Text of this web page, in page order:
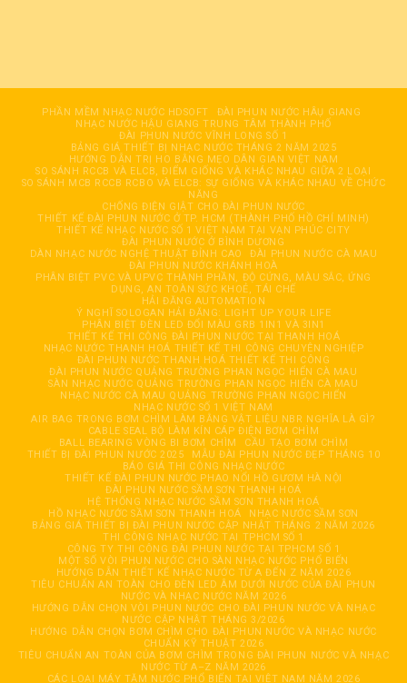
PHẦN MỀM NHẠC NƯỚC HDSOFT
ĐÀI PHUN NƯỚC HÂỤ GIANG
NHẠC NƯỚC HẬU GIANG TRUNG TÂM THÀNH PHỐ
ĐÀI PHUN NƯỚC VĨNH LONG SỐ 1
BẢNG GIÁ THIẾT BỊ NHẠC NƯỚC THÁNG 2 NĂM 2025
HƯỚNG DẪN TRỊ HO BẰNG MẸO DÂN GIAN VIỆT NAM
SO SÁNH RCCB VÀ ELCB, ĐIỂM GIỐNG VÀ KHÁC NHAU GIỮA 2 LOẠI
SO SÁNH MCB RCCB RCBO VÀ ELCB: SỰ GIỐNG VÀ KHÁC NHAU VỀ CHỨC
NĂNG
CHỐNG ĐIỆN GIẬT CHO ĐÀI PHUN NƯỚC
THIẾT KẾ ĐÀI PHUN NƯỚC Ở TP. HCM (THÀNH PHỐ HỒ CHÍ MINH)
THIẾT KẾ NHẠC NƯỚC SỐ 1 VIỆT NAM TẠI VẠN PHÚC CITY
ĐÀI PHUN NƯỚC Ở BÌNH DƯƠNG
DÀN NHẠC NƯỚC NGHỆ THUẬT ĐỈNH CAO
ĐÀI PHUN NƯỚC CÀ MAU
ĐÀI PHUN NƯỚC KHÁNH HOÀ
PHÂN BIỆT PVC VÀ UPVC THÀNH PHẦN, ĐỘ CỨNG, MÀU SẮC, ỨNG
DỤNG, AN TOÀN SỨC KHOẺ, TÁI CHẾ
HẢI ĐĂNG AUTOMATION
Ý NGHĨ SOLOGAN HẢI ĐĂNG: LIGHT UP YOUR LIFE
PHÂN BIỆT ĐÈN LED ĐỔI MÀU GRB 1IN1 VÀ 3IN1
THIẾT KẾ THI CÔNG ĐÀI PHUN NƯỚC TẠI THANH HOÁ
NHẠC NƯỚC THANH HOÁ THIẾT KẾ THI CÔNG CHUYÊN NGHIỆP
ĐÀI PHUN NƯỚC THANH HOÁ THIẾT KẾ THI CÔNG
ĐÀI PHUN NƯỚC QUẢNG TRƯỜNG PHAN NGỌC HIỂN CÀ MAU
SÀN NHẠC NƯỚC QUẢNG TRƯỜNG PHAN NGỌC HIỂN CÀ MAU
NHẠC NƯỚC CÀ MAU QUẢNG TRƯỜNG PHAN NGỌC HIỂN
NHẠC NƯỚC SỐ 1 VIỆT NAM
AIR BAG TRONG BƠM CHÌM LÀM BẰNG VẬT LIỆU NBR NGHĨA LÀ GÌ?
CABLE SEAL BỘ LÀM KÍN CÁP ĐIỆN BƠM CHÌM
BALL BEARING VÒNG BI BƠM CHÌM
CẦU TẠO BƠM CHÌM
THIẾT BỊ ĐÀI PHUN NƯỚC 2025
MẪU ĐÀI PHUN NƯỚC ĐẸP THÁNG 10
BÁO GIÁ THI CÔNG NHẠC NƯỚC
THIẾT KẾ ĐÀI PHUN NƯỚC PHAO NỔI HỒ GƯƠM HÀ NỘI
ĐÀI PHUN NƯỚC SẦM SƠN THANH HOÁ
HỆ THỐNG NHẠC NƯỚC SẦM SƠN THANH HOÁ
HỒ NHẠC NƯỚC SẦM SƠN THANH HOÁ
NHẠC NƯỚC SẦM SƠN
BẢNG GIÁ THIẾT BỊ ĐÀI PHUN NƯỚC CẬP NHẬT THÁNG 2 NĂM 2026
THI CÔNG NHẠC NƯỚC TẠI TPHCM SỐ 1
CÔNG TY THI CÔNG ĐÀI PHUN NƯỚC TẠI TPHCM SỐ 1
MỘT SỐ VÒI PHUN NƯỚC CHO SÀN NHẠC NƯỚC PHỔ BIẾN
HƯỚNG DẪN THIẾT KẾ NHẠC NƯỚC TỪ A ĐẾN Z NĂM 2026
TIÊU CHUẨN AN TOÀN CHO ĐÈN LED ÂM DƯỚI NƯỚC CỦA ĐÀI PHUN
NƯỚC VÀ NHẠC NƯỚC NĂM 2026
HƯỚNG DẪN CHỌN VÒI PHUN NƯỚC CHO ĐÀI PHUN NƯỚC VÀ NHẠC
NƯỚC CẬP NHẬT THÁNG 3/2026
HƯỚNG DẪN CHỌN BƠM CHÌM CHO ĐÀI PHUN NƯỚC VÀ NHẠC NƯỚC
CHUẨN KỸ THUẬT 2026
TIÊU CHUẨN AN TOÀN CỦA BƠM CHÌM TRONG ĐÀI PHUN NƯỚC VÀ NHẠC
NƯỚC TỪ A–Z NĂM 2026
CÁC LOẠI MÁY TĂM NƯỚC PHỔ BIẾN TẠI VIỆT NAM NĂM 2026